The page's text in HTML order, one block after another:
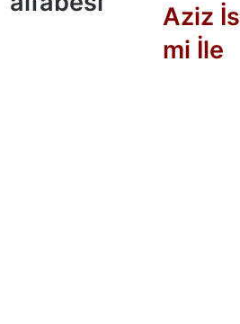
Aziz İs
mi İle